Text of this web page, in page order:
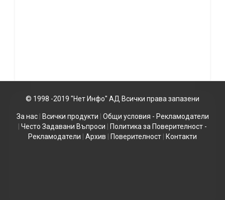
© 1998 -2019 "Нет Инфо" АД Всички права запазени
За нас| Всички продукти
Общи условия - Рекламодатели
Често Задавани Въпроси
Политика за Поверителност -
Рекламодатели
Архив Поверителност Контакти